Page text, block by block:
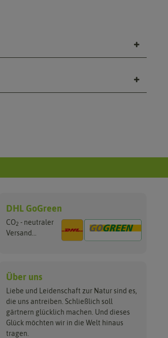
DHL GoGreen
CO2 - neutraler
Versand...
Über uns
Liebe und Leidenschaft zur Natur sind es,
die uns antreiben. Schließlich soll
gärtnern glücklich machen. Und dieses
Glück möchten wir in die Welt hinaus
tragen.